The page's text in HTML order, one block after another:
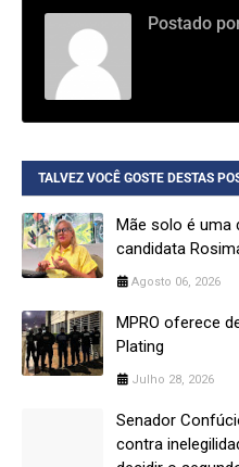
Postado
TALVEZ VOCÊ GOSTE DESTAS
Mãe solo é uma
candidata
Agosto 06, 2026
MPRO oferece
Plating
Julho 28, 2026
Senador
contra